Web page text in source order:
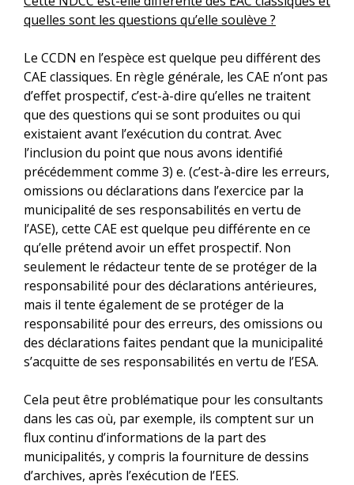
quelles sont les questions qu’elle soulève ?
Le CCDN en l’espèce est quelque peu différent des
CAE classiques. En règle générale, les CAE n’ont pas
d’effet prospectif, c’est-à-dire qu’elles ne traitent
que des questions qui se sont produites ou qui
existaient avant l’exécution du contrat. Avec
l’inclusion du point que nous avons identifié
précédemment comme 3) e. (c’est-à-dire les erreurs,
omissions ou déclarations dans l’exercice par la
municipalité de ses responsabilités en vertu de
l’ASE), cette CAE est quelque peu différente en ce
qu’elle prétend avoir un effet prospectif. Non
seulement le rédacteur tente de se protéger de la
responsabilité pour des déclarations antérieures,
mais il tente également de se protéger de la
responsabilité pour des erreurs, des omissions ou
des déclarations faites pendant que la municipalité
s’acquitte de ses responsabilités en vertu de l’ESA.
Cela peut être problématique pour les consultants
dans les cas où, par exemple, ils comptent sur un
flux continu d’informations de la part des
municipalités, y compris la fourniture de dessins
d’archives, après l’exécution de l’EES.